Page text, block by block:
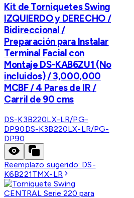
Kit de Torniquetes Swing
IZQUIERDO y DERECHO /
Bidireccional /
Preparación para Instalar
Terminal Facial con
Montaje DS-KAB6ZU1 (No
incluidos) / 3,000,000
MCBF / 4 Pares de IR /
Carril de 90 cms
DS-K3B220LX-LR/PG-
DP90DS-K3B220LX-LR/PG-
DP90
Reemplazo sugerido: DS-
K6B221TMX-LR